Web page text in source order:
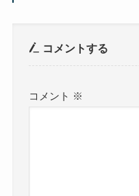
コメントする
コメント ※